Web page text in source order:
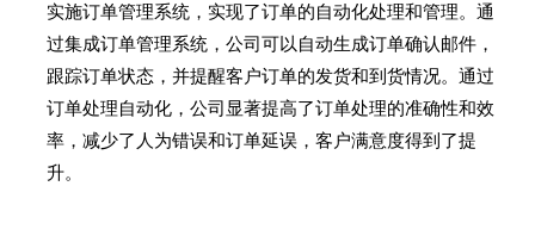
实施订单管理系统，实现了订单的自动化处理和管理。通
过集成订单管理系统，公司可以自动生成订单确认邮件，
跟踪订单状态，并提醒客户订单的发货和到货情况。通过
订单处理自动化，公司显著提高了订单处理的准确性和效
率，减少了人为错误和订单延误，客户满意度得到了提
升。